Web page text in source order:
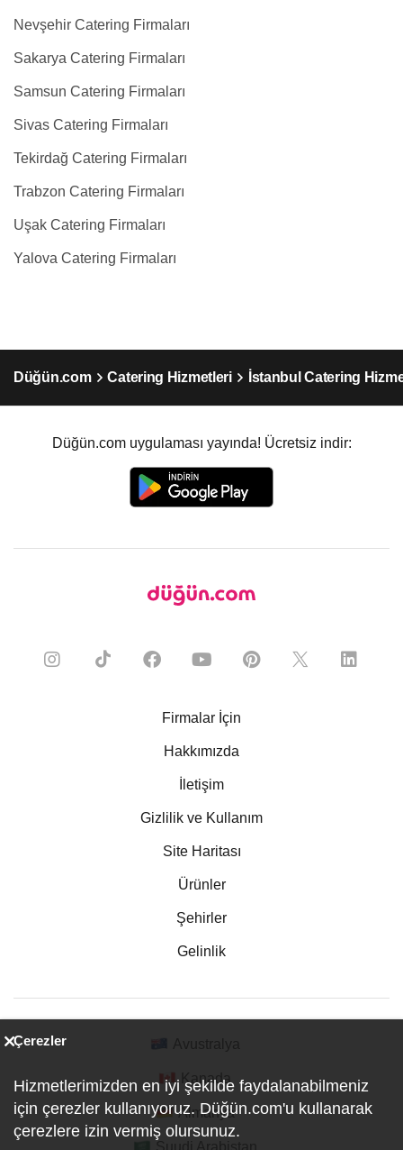
Nevşehir Catering Firmaları
Sakarya Catering Firmaları
Samsun Catering Firmaları
Sivas Catering Firmaları
Tekirdağ Catering Firmaları
Trabzon Catering Firmaları
Uşak Catering Firmaları
Yalova Catering Firmaları
Düğün.com Catering Hizmetleri İstanbul Catering
Düğün.com uygulaması yayında! Ücretsiz indir:
Firmalar İçin
Hakkımızda
İletişim
Gizlilik ve Kullanım
Site Haritası
Ürünler
Şehirler
Gelinlik
Kanada
Almanya
Çerezler
Hizmetlerimizden en iyi şekilde faydalanabilmeniz
için çerezler kullanıyoruz. Düğün.com'u kullanarak
çerezlere izin vermiş olursunuz.